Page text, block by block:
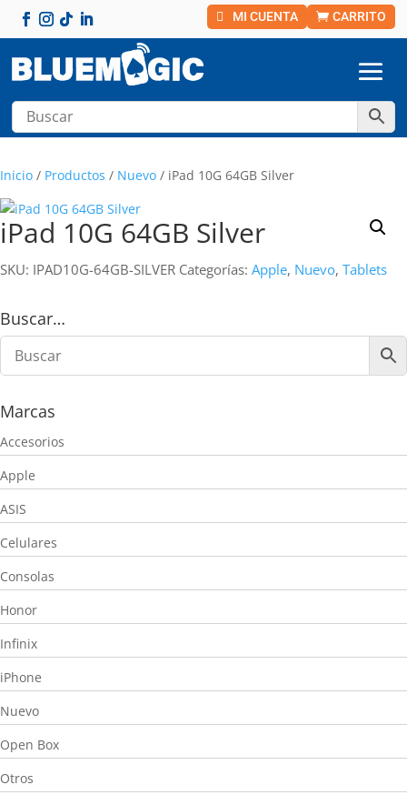
MI CUENTA CARRITO
Inicio / Productos / Nuevo / iPad 10G 64GB Silver
iPad 10G 64GB Silver
SKU: IPAD10G-64GB-SILVER Categorías: Apple, Nuevo, Tablets
Buscar…
Marcas
Accesorios
Apple
ASIS
Celulares
Consolas
Honor
Infinix
iPhone
Nuevo
Open Box
Otros